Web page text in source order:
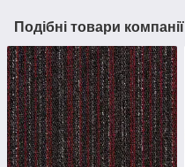
Подібні товари компанії